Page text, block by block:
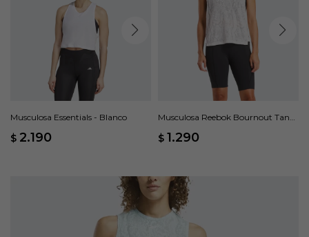
Musculosa Essentials - Blanco
$ 2.190
Musculosa Reebok Bournout Tank
$ 1.290